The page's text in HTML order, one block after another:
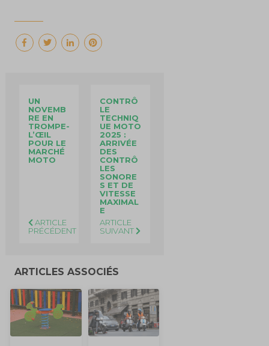
UN
NOVEMB
RE EN
TROMPE-
L’ŒIL
POUR LE
MARCHÉ
MOTO
ARTICLE
PRÉCÉDENT
CONTRÔ
LE
TECHNIQ
UE MOTO
2025 :
ARRIVÉE
DES
CONTRÔ
LES
SONORE
S ET DE
VITESSE
MAXIMAL
E
ARTICLE
SUIVANT
ARTICLES ASSOCIÉS